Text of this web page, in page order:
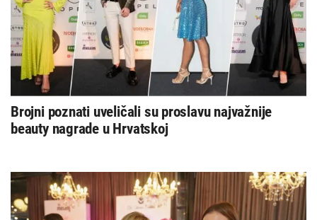
Brojni poznati uveličali su proslavu najvažnije
beauty nagrade u Hrvatskoj